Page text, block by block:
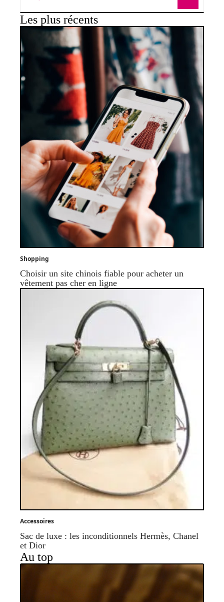
Les plus récents
Shopping
Choisir un site chinois fiable pour acheter un
vêtement pas cher en ligne
Accessoires
Sac de luxe : les inconditionnels Hermès, Chanel
et Dior
Au top